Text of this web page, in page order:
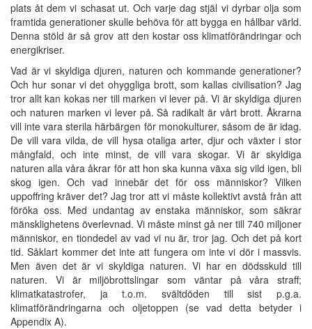
plats åt dem vi schasat ut. Och varje dag stjäl vi dyrbar olja som
framtida generationer skulle behöva för att bygga en hållbar värld.
Denna stöld är så grov att den kostar oss klimatförändringar och
energikriser.
Vad är vi skyldiga djuren, naturen och kommande generationer?
Och hur sonar vi det ohyggliga brott, som kallas civilisation? Jag
tror allt kan kokas ner till marken vi lever på. Vi är skyldiga djuren
och naturen marken vi lever på. Så radikalt är vårt brott. Åkrarna
vill inte vara sterila härbärgen för monokulturer, såsom de är idag.
De vill vara vilda, de vill hysa otaliga arter, djur och växter i stor
mångfald, och inte minst, de vill vara skogar. Vi är skyldiga
naturen alla våra åkrar för att hon ska kunna växa sig vild igen, bli
skog igen. Och vad innebär det för oss människor? Vilken
uppoffring kräver det? Jag tror att vi måste kollektivt avstå från att
föröka oss. Med undantag av enstaka människor, som säkrar
mänsklighetens överlevnad. Vi måste minst gå ner till 740 miljoner
människor, en tiondedel av vad vi nu är, tror jag. Och det på kort
tid. Såklart kommer det inte att fungera om inte vi dör i massvis.
Men även det är vi skyldiga naturen. Vi har en dödsskuld till
naturen. Vi är miljöbrottslingar som väntar på våra straff;
klimatkatastrofer, ja t.o.m. svältdöden till sist p.g.a.
klimatförändringarna och oljetoppen (se vad detta betyder i
Appendix A).